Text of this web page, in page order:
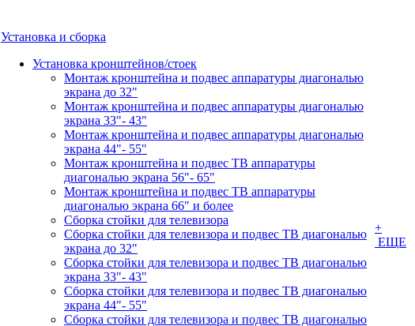
Установка и сборка
Установка кронштейнов/стоек
Монтаж кронштейна и подвес аппаратуры диагональю
экрана до 32"
Монтаж кронштейна и подвес аппаратуры диагональю
экрана 33"- 43"
Монтаж кронштейна и подвес аппаратуры диагональю
экрана 44"- 55"
Монтаж кронштейна и подвес ТВ аппаратуры
диагональю экрана 56"- 65"
Монтаж кронштейна и подвес ТВ аппаратуры
диагональю экрана 66" и более
Сборка стойки для телевизора
Сборка стойки для телевизора и подвес ТВ диагональю
экрана до 32"
Сборка стойки для телевизора и подвес ТВ диагональю
экрана 33"- 43"
Сборка стойки для телевизора и подвес ТВ диагональю
экрана 44"- 55"
Сборка стойки для телевизора и подвес ТВ диагональю
+
ЕЩЕ